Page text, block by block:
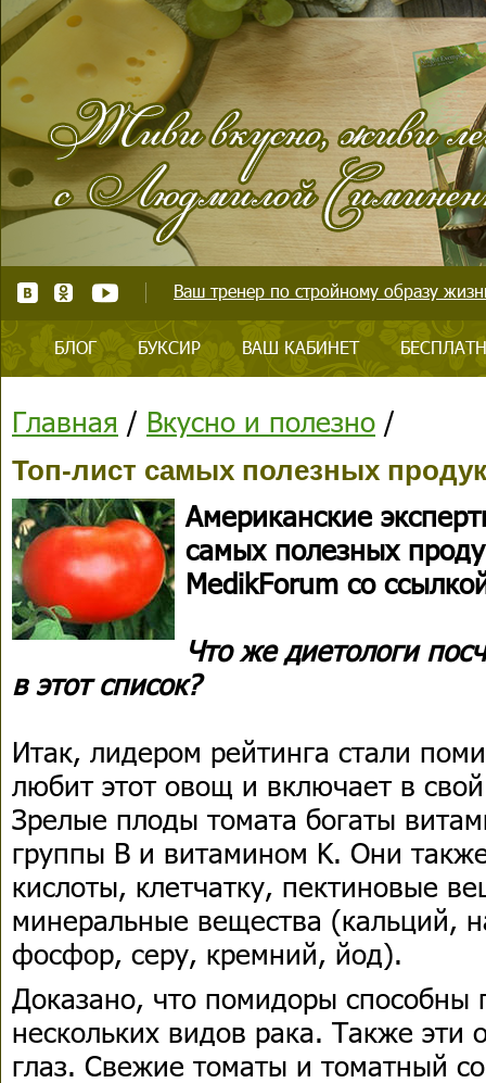
Ваш тренер по стройному образу
БЛОГ БУКСИР ВАШ КАБИНЕТ
Главная / Вкусно и полезно /
Топ-лист самых полезных
Американские
самых полезных
MedikForum со
Что же диетологи
в этот список?
Итак, лидером рейтинга стали
любит этот овощ и включает в
Зрелые плоды томата богаты
группы B и витамином K. Они
кислоты, клетчатку, пектиновые
минеральные вещества (кальций,
фосфор, серу, кремний, йод).
Доказано, что помидоры способны
нескольких видов рака. Также
глаз. Свежие томаты и томатный